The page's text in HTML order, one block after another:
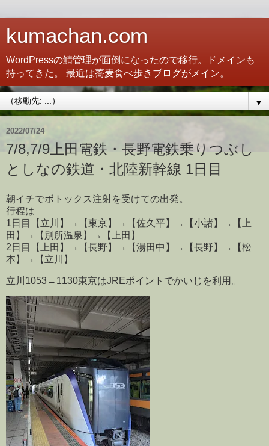
kumachan.com
WordPressの鯖管理が面倒になったので移行。ドメインも
持ってきた。 最近は蕎麦食べ歩きブログがメイン。
▼
2022/07/24
7/8,7/9上田電鉄・長野電鉄乗りつぶし
としなの鉄道・北陸新幹線 1日目
朝イチでボトックス注射を受けての出発。
行程は
1日目【立川】→【東京】→【佐久平】→【小諸】→【上
田】→【別所温泉】→【上田】
2日目【上田】→【長野】→【湯田中】→【長野】→【松
本】→【立川】
立川1053→1130東京はJREポイントでかいじを利用。